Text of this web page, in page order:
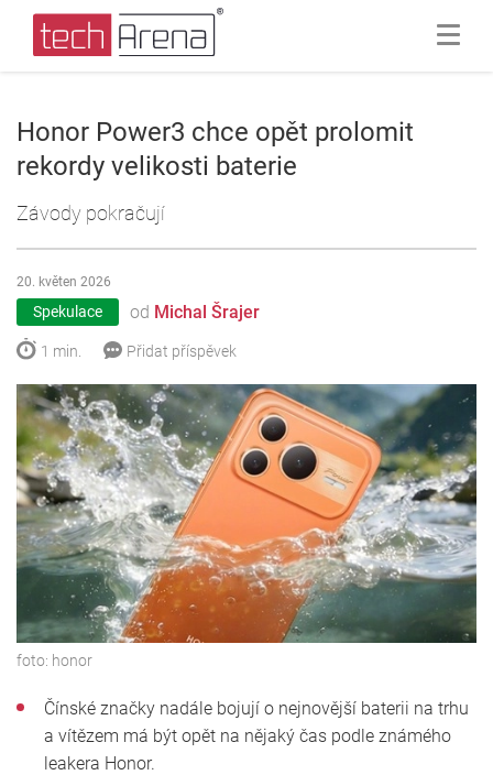
Honor Power3 chce opět prolomit
rekordy velikosti baterie
Závody pokračují
Spekulace od Michal Šrajer
20. květen 2026
1 min. Přidat příspěvek
foto: honor
Čínské značky nadále bojují o nejnovější baterii na trhu
a vítězem má být opět na nějaký čas podle známého
leakera Honor.